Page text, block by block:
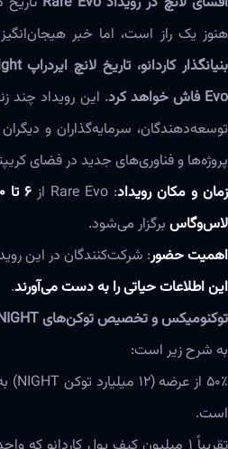
هنوز یک راز است، اما خبر
Evo فاش خواهد کرد
. این رویداد چند
توسعه‌دهندگان، سرمایه‌گذاران و
پروژه‌ها و فناوری‌های جدید در فضای
زمان و مکان رویداد: Rare Evo از ۶ تا ۱۰ آگوست
لاس‌وگاس برگزار می‌شود.
اهمیت حضور: شرکت‌کنندگان در این
این اطلاعات حیاتی را به دست می‌آورند.
توکنومیکس و تخصیص توکن‌های NIGHT
به شرح زیر است:
۵۰٪ از عرضه (۱۲ میلیارد توکن NIGHT) به دارندگان
است.